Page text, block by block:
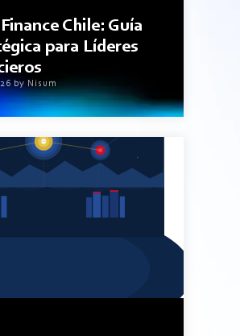
Chile: Guía
para Líderes
by Nisum